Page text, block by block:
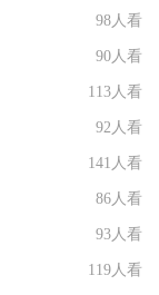
98人看
90人看
113人看
92人看
141人看
86人看
93人看
119人看